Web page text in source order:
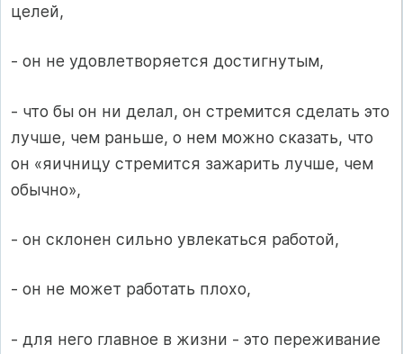
целей,
- он не удовлетворяется достигнутым,
- что бы он ни делал, он стремится сделать это
лучше, чем раньше, о нем можно сказать, что
он «яичницу стремится зажарить лучше, чем
обычно»,
- он склонен сильно увлекаться работой,
- он не может работать плохо,
- для него главное в жизни - это переживание